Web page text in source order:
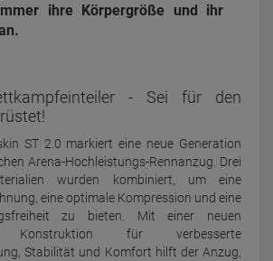
ihre Körpergröße und ihr
- Sei für den
ST 2.0 markiert eine neue Generation
Arena-Hochleistungs-Rennanzug. Drei
wurden kombiniert, um eine
eine optimale Kompression und eine
zu bieten. Mit einer neuen
Konstruktion für verbesserte
Stabilität und Komfort hilft der Anzug,